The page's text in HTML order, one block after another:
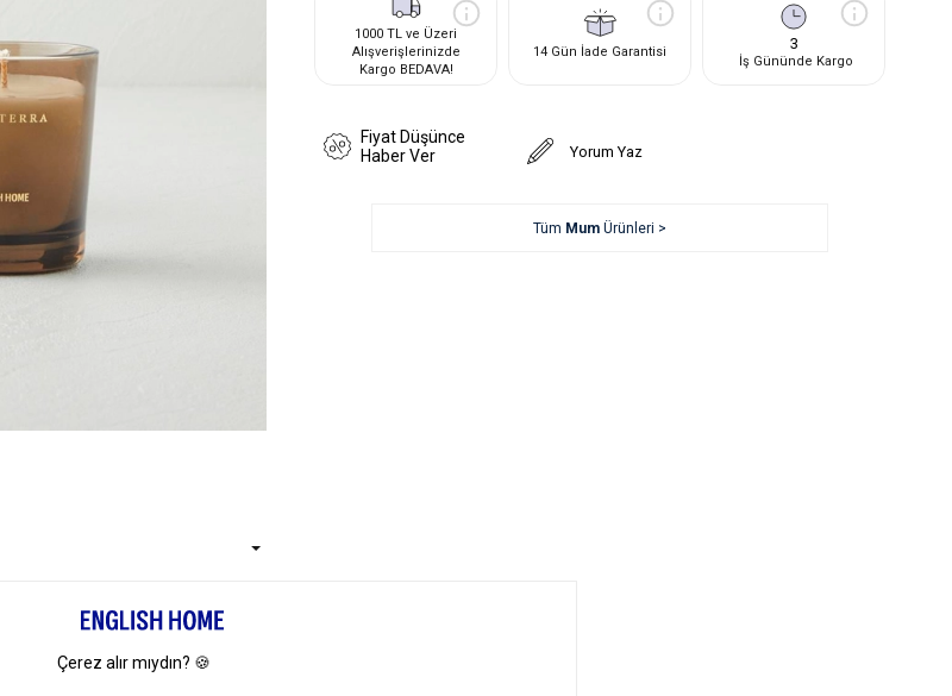
1000 TL ve Üzeri
Alışverişlerinizde
Kargo BEDAVA!
14 Gün İade Garantisi 3
İş Gününde Kargo
Fiyat Düşünce
Haber Ver
Yorum Yaz
Tüm Mum Ürünleri >